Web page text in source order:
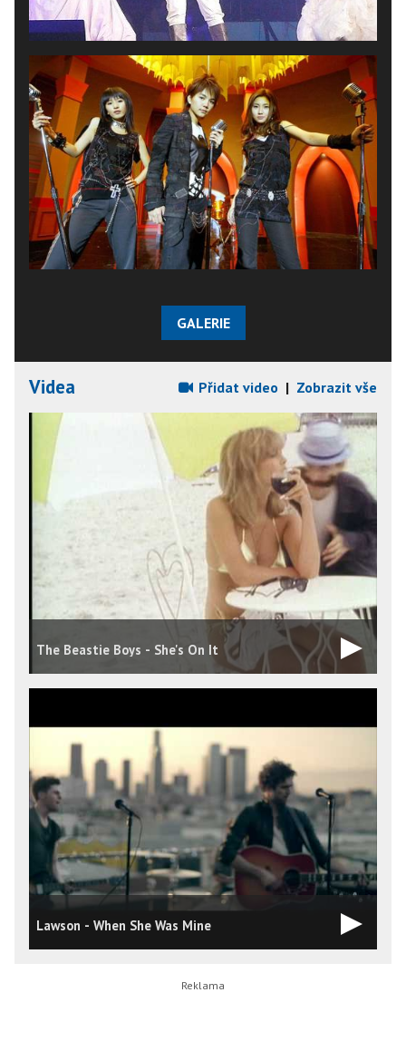
GALERIE
Videa Přidat video | Zobrazit vše
The Beastie Boys - She's On It
Lawson - When She Was Mine